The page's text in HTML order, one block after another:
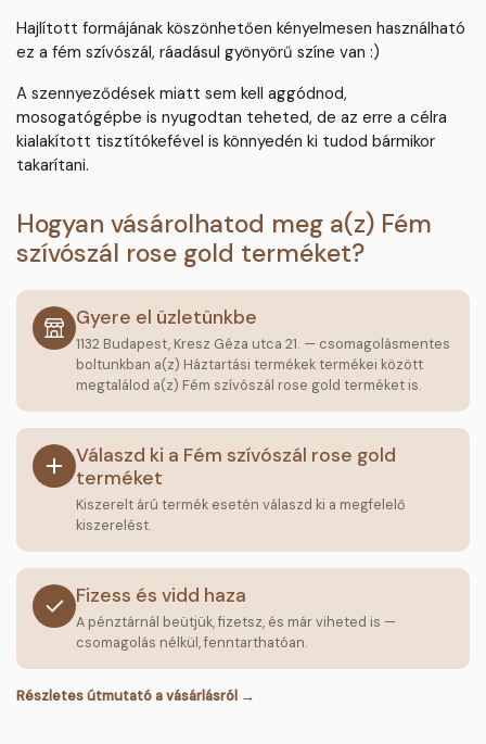
Hajlított formájának köszönhetően kényelmesen használható
ez a fém szívószál, ráadásul gyönyörű színe van :)
A szennyeződések miatt sem kell aggódnod,
mosogatógépbe is nyugodtan teheted, de az erre a célra
kialakított tisztítókefével is könnyedén ki tudod bármikor
takarítani.
Hogyan vásárolhatod meg a(z) Fém
szívószál rose gold terméket?
Gyere el üzletünkbe
1132 Budapest, Kresz Géza utca 21. — csomagolásmentes
boltunkban a(z) Háztartási termékek termékei között
megtalálod a(z) Fém szívószál rose gold terméket is.
Válaszd ki a Fém szívószál rose gold
terméket
Kiszerelt árú termék esetén válaszd ki a megfelelő
kiszerelést.
Fizess és vidd haza
A pénztárnál beütjük, fizetsz, és már viheted is —
csomagolás nélkül, fenntarthatóan.
Részletes útmutató a vásárlásról →